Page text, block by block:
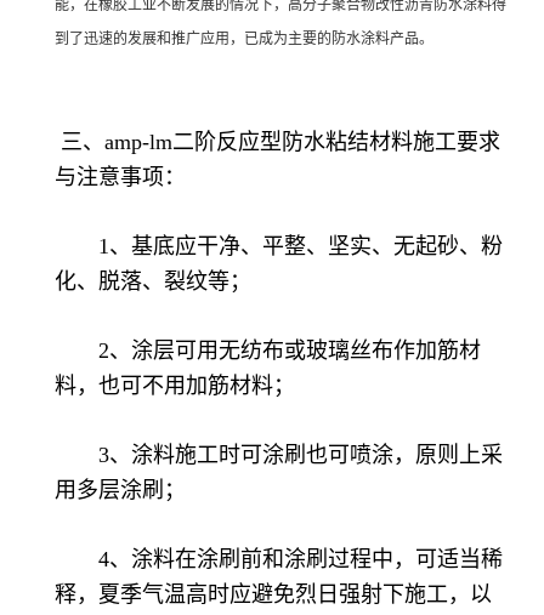
能，在橡胶工业不断发展的情况下，高分子聚合物改性沥青防水涂料得
到了迅速的发展和推广应用，已成为主要的防水涂料产品。
三、amp-lm二阶反应型防水粘结材料施工要求
与注意事项：
1、基底应干净、平整、坚实、无起砂、粉
化、脱落、裂纹等；
2、涂层可用无纺布或玻璃丝布作加筋材
料，也可不用加筋材料；
3、涂料施工时可涂刷也可喷涂，原则上采
用多层涂刷；
4、涂料在涂刷前和涂刷过程中，可适当稀
释，夏季气温高时应避免烈日强射下施工，以